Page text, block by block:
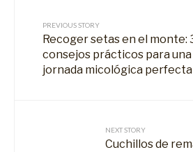
PREVIOUS STORY
Recoger setas en el monte:
consejos prácticos para una
jornada micológica perfecta
NEXT STORY
Cuchillos de